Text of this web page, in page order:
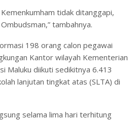
tidak ditanggapi,
tambahnya.
198 orang calon pegawai
Kantor wilayah Kementerian
Maluku diikuti sedikitnya 6.413
lanjutan tingkat atas (SLTA) di
selama lima hari terhitung